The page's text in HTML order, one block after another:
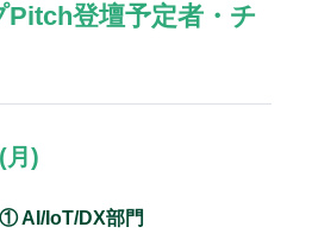
登壇予定者・チ
月)
AI/IoT/DX部門